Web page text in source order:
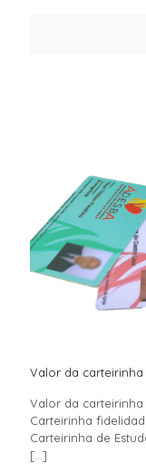
Valor da carteirinha
Valor da carteirinha
Carteirinha
Carteirinha de
[…]